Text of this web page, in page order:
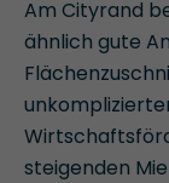
Am Cityrand
ähnlich gute
steigenden